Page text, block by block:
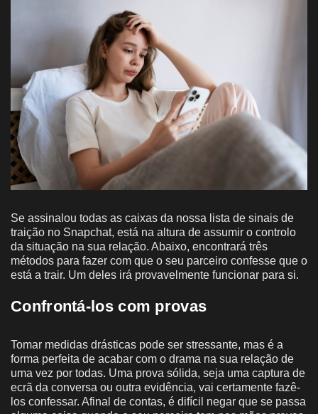
Se assinalou todas as caixas da nossa lista de sinais de
traição no Snapchat, está na altura de assumir o controlo
da situação na sua relação. Abaixo, encontrará três
métodos para fazer com que o seu parceiro confesse que o
está a trair. Um deles irá provavelmente funcionar para si.
Confrontá-los com provas
Tomar medidas drásticas pode ser stressante, mas é a
forma perfeita de acabar com o drama na sua relação de
uma vez por todas. Uma prova sólida, seja uma captura de
ecrã da conversa ou outra evidência, vai certamente fazê-
los confessar. Afinal de contas, é difícil negar que se passa